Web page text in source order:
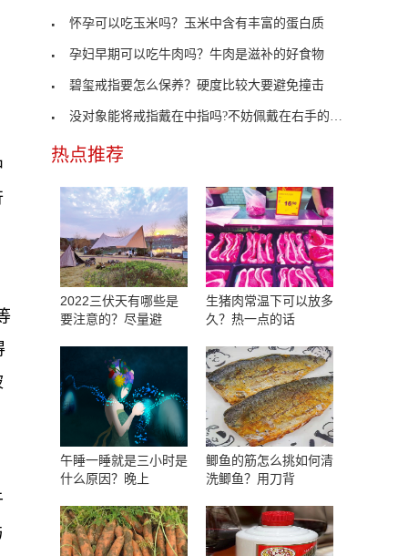
怀孕可以吃玉米吗？玉米中含有丰富的蛋白质
孕妇早期可以吃牛肉吗？牛肉是滋补的好食物
碧玺戒指要怎么保养？硬度比较大要避免撞击
没对象能将戒指戴在中指吗?不妨佩戴在右手的食指
热点推荐
2022三伏天有哪些是
要注意的？尽量避
生猪肉常温下可以放多
久？热一点的话
午睡一睡就是三小时是
什么原因？晚上
鲫鱼的筋怎么挑如何清
洗鲫鱼？用刀背